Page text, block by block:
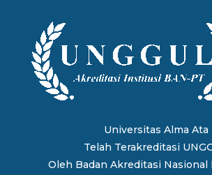
Universitas Alma Ata
Telah Terakreditasi
Oleh Badan Akreditasi Nasional